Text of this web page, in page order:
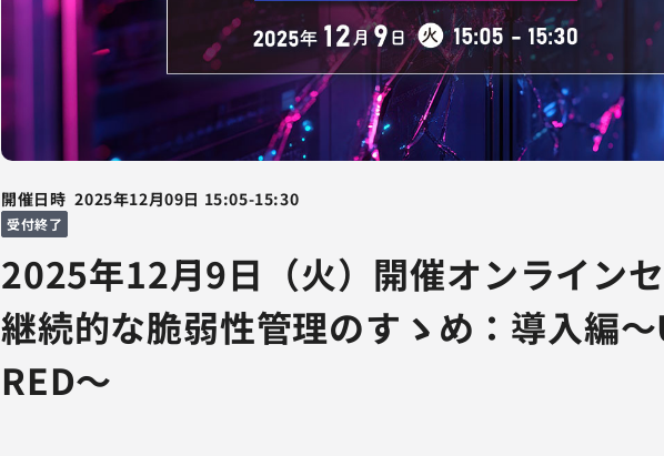
開催日時 2025年12月09日 15:05-15:30
受付終了
2025年12月9日（火）開催オンライン
継続的な脆弱性管理のすゝめ：導入編
RED～